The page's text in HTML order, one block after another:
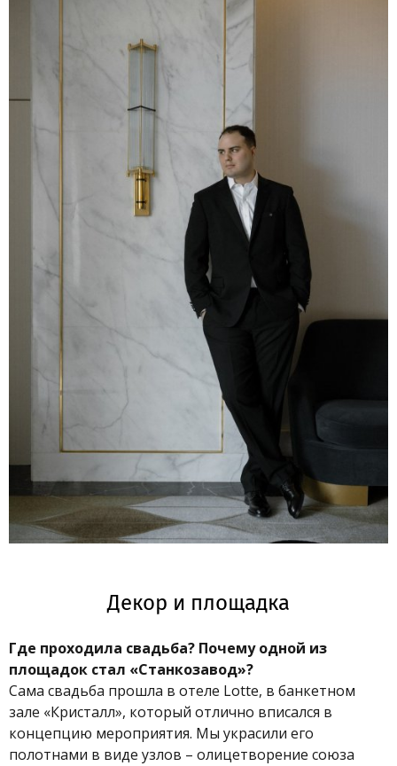
Декор и площадка
Где проходила свадьба? Почему одной из
площадок стал «Станкозавод»?
Сама свадьба прошла в отеле Lotte, в банкетном
зале «Кристалл», который отлично вписался в
концепцию мероприятия. Мы украсили его
полотнами в виде узлов – олицетворение союза